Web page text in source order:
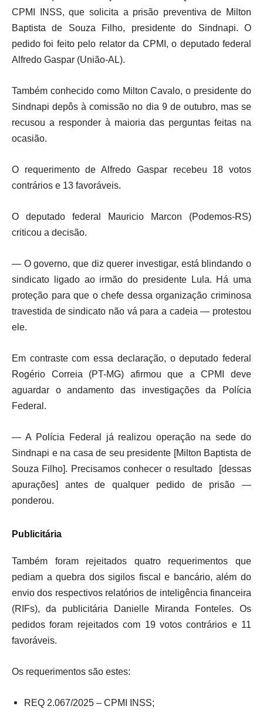
CPMI INSS, que solicita a prisão preventiva de Milton
Baptista de Souza Filho, presidente do Sindnapi. O
pedido foi feito pelo relator da CPMI, o deputado federal
Alfredo Gaspar (União-AL).
Também conhecido como Milton Cavalo, o presidente do
Sindnapi depôs à comissão no dia 9 de outubro, mas se
recusou a responder à maioria das perguntas feitas na
ocasião.
O requerimento de Alfredo Gaspar recebeu 18 votos
contrários e 13 favoráveis.
O deputado federal Mauricio Marcon (Podemos-RS)
criticou a decisão.
— O governo, que diz querer investigar, está blindando o
sindicato ligado ao irmão do presidente Lula. Há uma
proteção para que o chefe dessa organização criminosa
travestida de sindicato não vá para a cadeia — protestou
ele.
Em contraste com essa declaração, o deputado federal
Rogério Correia (PT-MG) afirmou que a CPMI deve
aguardar o andamento das investigações da Polícia
Federal.
— A Polícia Federal já realizou operação na sede do
Sindnapi e na casa de seu presidente [Milton Baptista de
Souza Filho]. Precisamos conhecer o resultado [dessas
apurações] antes de qualquer pedido de prisão —
ponderou.
Publicitária
Também foram rejeitados quatro requerimentos que
pediam a quebra dos sigilos fiscal e bancário, além do
envio dos respectivos relatórios de inteligência financeira
(RIFs), da publicitária Danielle Miranda Fonteles. Os
pedidos foram rejeitados com 19 votos contrários e 11
favoráveis.
Os requerimentos são estes:
REQ 2.067/2025 – CPMI INSS;